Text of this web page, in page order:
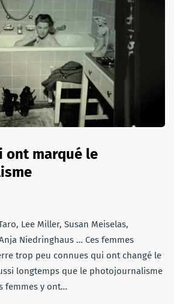
ont marqué le
Lee Miller, Susan Meiselas,
Niedringhaus … Ces femmes
trop peu connues qui ont changé le
longtemps que le photojournalisme
femmes y ont…